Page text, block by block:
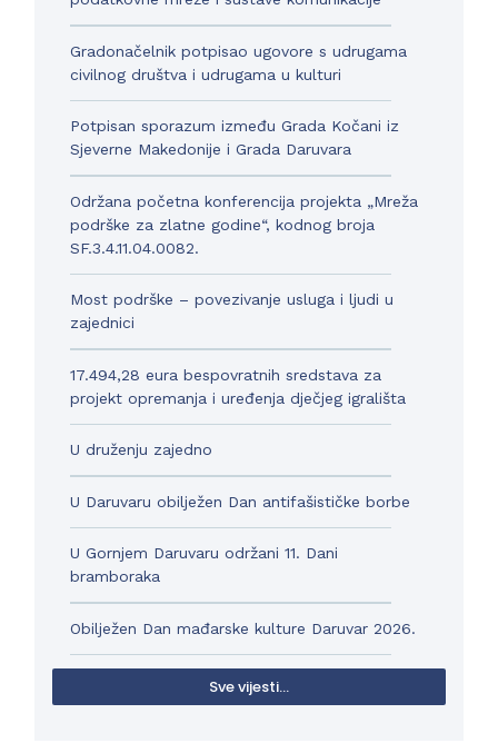
Gradonačelnik potpisao ugovore s udrugama
civilnog društva i udrugama u kulturi
Potpisan sporazum između Grada Kočani iz
Sjeverne Makedonije i Grada Daruvara
Održana početna konferencija projekta „Mreža
podrške za zlatne godine“, kodnog broja
SF.3.4.11.04.0082.
Most podrške – povezivanje usluga i ljudi u
zajednici
17.494,28 eura bespovratnih sredstava za
projekt opremanja i uređenja dječjeg igrališta
U druženju zajedno
U Daruvaru obilježen Dan antifašističke borbe
U Gornjem Daruvaru održani 11. Dani
bramboraka
Obilježen Dan mađarske kulture Daruvar 2026.
Sve vijesti...